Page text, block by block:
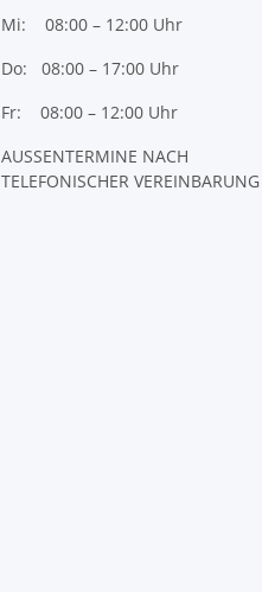
Mi: 08:00 – 12:00 Uhr
Do: 08:00 – 17:00 Uhr
Fr: 08:00 – 12:00 Uhr
AUSSENTERMINE NACH
TELEFONISCHER VEREINBARUNG